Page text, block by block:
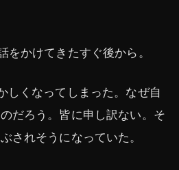
をかけてきたすぐ後から。
しくなってしまった。なぜ自
だろう。皆に申し訳ない。そ
されそうになっていた。